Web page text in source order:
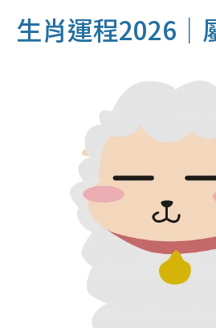
生肖運程2026｜